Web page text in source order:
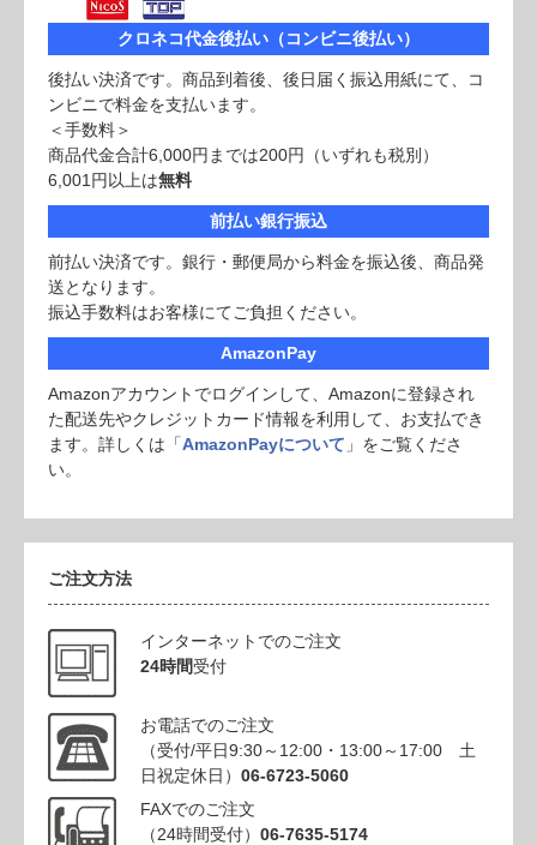
クロネコ代金後払い（コンビニ後払い）
後払い決済です。商品到着後、後日届く振込用紙にて、コ
ンビニで料金を支払います。
＜手数料＞
商品代金合計6,000円までは200円（いずれも税別）
6,001円以上は無料
前払い銀行振込
前払い決済です。銀行・郵便局から料金を振込後、商品発
送となります。
振込手数料はお客様にてご負担ください。
AmazonPay
Amazonアカウントでログインして、Amazonに登録され
た配送先やクレジットカード情報を利用して、お支払でき
ます。詳しくは「AmazonPayについて 」をご覧くださ
い。
ご注文方法
インターネットでのご注文
24時間受付
お電話でのご注文
（受付/平日9:30～12:00・13:00～17:00 土
日祝定休日） 06-6723-5060
FAXでのご注文
（24時間受付） 06-7635-5174